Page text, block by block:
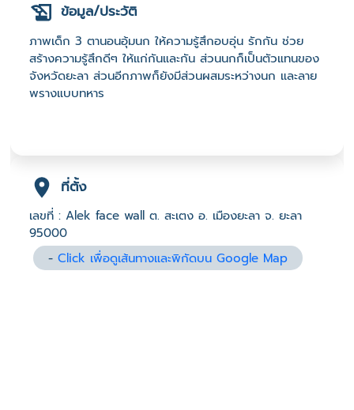
ข้อมูล/ประวัติ
ภาพเด็ก 3 ตานอนอุ้มนก ให้ความรู้สึกอบอุ่น รักกัน ช่วย
สร้างความรู้สึกดีๆ ให้แก่กันและกัน ส่วนนกก็เป็นตัวแทนของ
จังหวัดยะลา ส่วนอีกภาพก็ยังมีส่วนผสมระหว่างนก และลาย
พรางแบบทหาร
ที่ตั้ง
เลขที่ : Alek face wall ต. สะเตง อ. เมืองยะลา จ. ยะลา
95000
-Click เพื่อดูเส้นทางและพิกัดบน Google Map